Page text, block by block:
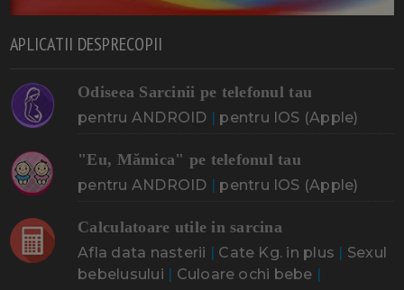
APLICATII DESPRECOPII
Odiseea Sarcinii pe telefonul tau
pentru ANDROID | pentru IOS (Apple)
"Eu, Mămica" pe telefonul tau
pentru ANDROID | pentru IOS (Apple)
Calculatoare utile in sarcina
Afla data nasterii | Cate Kg. in plus | Sexul
bebelusului | Culoare ochi bebe |